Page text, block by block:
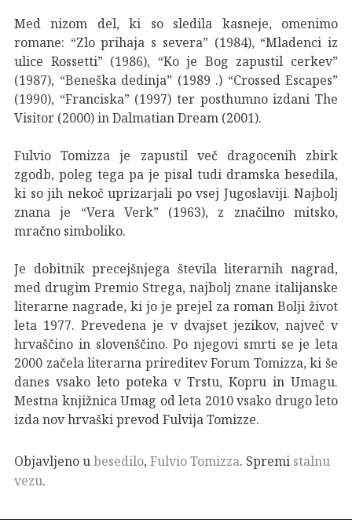
Med nizom del, ki so sledila kasneje, omenimo
romane: “Zlo prihaja s severa” (1984), “Mladenci iz
ulice Rossetti” (1986), “Ko je Bog zapustil cerkev”
(1987), “Beneška dedinja” (1989 .) “Crossed Escapes”
(1990), “Franciska” (1997) ter posthumno izdani The
Visitor (2000) in Dalmatian Dream (2001).
Fulvio Tomizza je zapustil več dragocenih zbirk
zgodb, poleg tega pa je pisal tudi dramska besedila,
ki so jih nekoč uprizarjali po vsej Jugoslaviji. Najbolj
znana je “Vera Verk” (1963), z značilno mitsko,
mračno simboliko.
Je dobitnik precejšnjega števila literarnih nagrad,
med drugim Premio Strega, najbolj znane italijanske
literarne nagrade, ki jo je prejel za roman Bolji život
leta 1977. Prevedena je v dvajset jezikov, največ v
hrvaščino in slovenščino. Po njegovi smrti se je leta
2000 začela literarna prireditev Forum Tomizza, ki še
danes vsako leto poteka v Trstu, Kopru in Umagu.
Mestna knjižnica Umag od leta 2010 vsako drugo leto
izda nov hrvaški prevod Fulvija Tomizze.
Objavljeno ubesedilo, Fulvio Tomizza. Spremi stalnu
vezu.